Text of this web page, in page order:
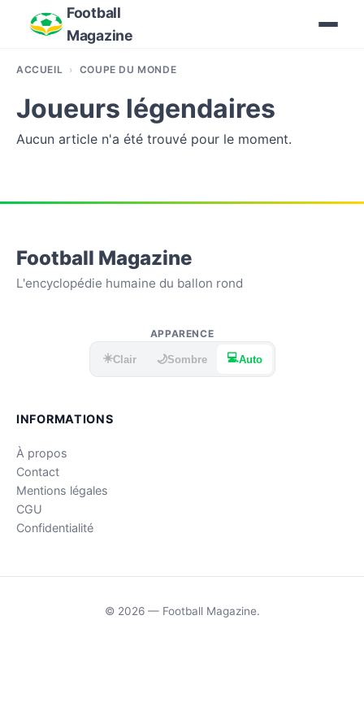
Football
Magazine
ACCUEIL COUPE DU MONDE
Joueurs légendaires
Aucun article n'a été trouvé pour le moment.
Football Magazine
L'encyclopédie humaine du ballon rond
APPARENCE
☀️Clair 🌙Sombre 💻Auto
INFORMATIONS
À propos
Contact
Mentions légales
CGU
Confidentialité
© 2026 — Football Magazine.